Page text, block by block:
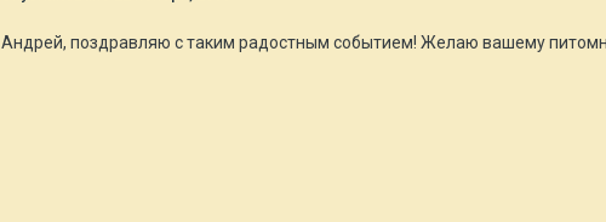
Андрей, поздравляю с таким радостным событием! Желаю вашему